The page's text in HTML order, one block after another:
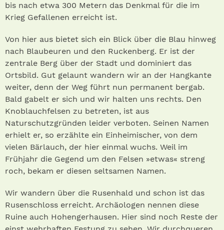
bis nach etwa 300 Metern das Denkmal für die im
Krieg Gefallenen erreicht ist.
Von hier aus bietet sich ein Blick über die Blau hinweg
nach Blaubeuren und den Ruckenberg. Er ist der
zentrale Berg über der Stadt und dominiert das
Ortsbild. Gut gelaunt wandern wir an der Hangkante
weiter, denn der Weg führt nun permanent bergab.
Bald gabelt er sich und wir halten uns rechts. Den
Knoblauchfelsen zu betreten, ist aus
Naturschutzgründen leider verboten. Seinen Namen
erhielt er, so erzählte ein Einheimischer, von dem
vielen Bärlauch, der hier einmal wuchs. Weil im
Frühjahr die Gegend um den Felsen »etwas« streng
roch, bekam er diesen seltsamen Namen.
Wir wandern über die Rusenhald und schon ist das
Rusenschloss erreicht. Archäologen nennen diese
Ruine auch Hohengerhausen. Hier sind noch Reste der